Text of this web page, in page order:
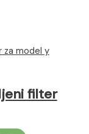
filter